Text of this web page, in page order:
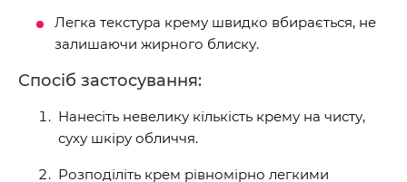
Легка текстура крему швидко вбирається, не
залишаючи жирного блиску.
Спосіб застосування:
Нанесіть невелику кількість крему на чисту,
суху шкіру обличчя.
Розподіліть крем рівномірно легкими